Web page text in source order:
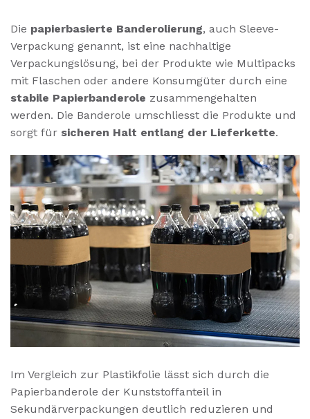
Die papierbasierte Banderolierung, auch Sleeve-
Verpackung genannt, ist eine nachhaltige
Verpackungslösung, bei der Produkte wie Multipacks
mit Flaschen oder andere Konsumgüter durch eine
stabile Papierbanderole zusammengehalten
werden. Die Banderole umschliesst die Produkte und
sorgt für sicheren Halt entlang der Lieferkette.
Im Vergleich zur Plastikfolie lässt sich durch die
Papierbanderole der Kunststoffanteil in
Sekundärverpackungen deutlich reduzieren und